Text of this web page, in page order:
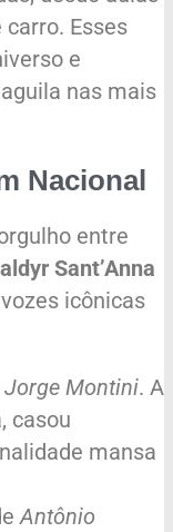
Esses
e
nas mais
Nacional
entre
Sant’Anna
icônicas
Montini. A
casou
mansa
Antônio